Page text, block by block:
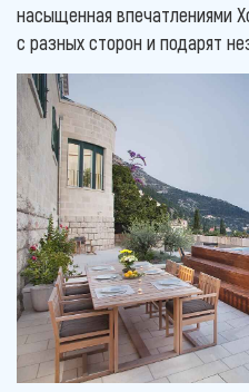
насыщенная впечатлениями
с разных сторон и подарят